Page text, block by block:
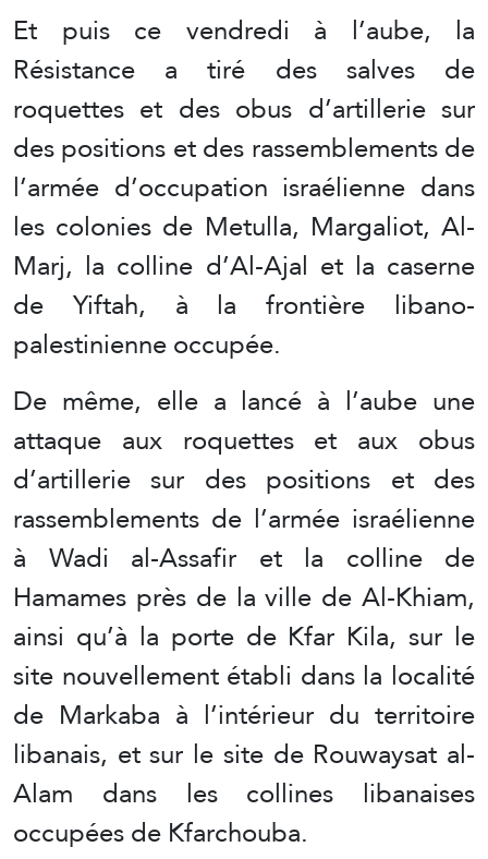
Et puis ce vendredi à l’aube, la
Résistance a tiré des salves de
roquettes et des obus d’artillerie sur
des positions et des rassemblements de
l’armée d’occupation israélienne dans
les colonies de Metulla, Margaliot, Al-
Marj, la colline d’Al-Ajal et la caserne
de Yiftah, à la frontière libano-
palestinienne occupée.
De même, elle a lancé à l’aube une
attaque aux roquettes et aux obus
d’artillerie sur des positions et des
rassemblements de l’armée israélienne
à Wadi al-Assafir et la colline de
Hamames près de la ville de Al-Khiam,
ainsi qu’à la porte de Kfar Kila, sur le
site nouvellement établi dans la localité
de Markaba à l’intérieur du territoire
libanais, et sur le site de Rouwaysat al-
Alam dans les collines libanaises
occupées de Kfarchouba.